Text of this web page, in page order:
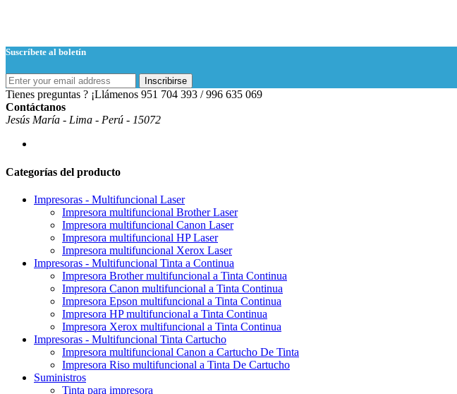
Suscríbete al boletín
Inscribirse
Tienes preguntas ? ¡Llámenos 951 704 393 / 996 635 069
Contáctanos
Jesús María - Lima - Perú - 15072
Categorías del producto
Impresoras - Multifuncional Laser
Impresora multifuncional Brother Laser
Impresora multifuncional Canon Laser
Impresora multifuncional HP Laser
Impresora multifuncional Xerox Laser
Impresoras - Multifuncional Tinta a Continua
Impresora Brother multifuncional a Tinta Continua
Impresora Canon multifuncional a Tinta Continua
Impresora Epson multifuncional a Tinta Continua
Impresora HP multifuncional a Tinta Continua
Impresora Xerox multifuncional a Tinta Continua
Impresoras - Multifuncional Tinta Cartucho
Impresora multifuncional Canon a Cartucho De Tinta
Impresora Riso multifuncional a Tinta De Cartucho
Suministros
Tinta para impresora